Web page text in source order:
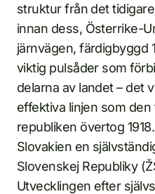
struktur från det
innan dess, Österrike-
järnvägen, färdigbyggd
viktig pulsåder som
delarna av landet – det
effektiva linjen som
republiken övertog
Slovakien en
Slovenskej Republiky
Utvecklingen efter